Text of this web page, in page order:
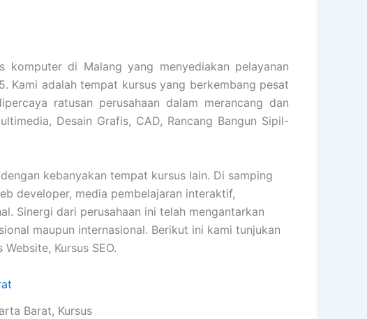
komputer di Malang yang menyediakan pelayanan
Kami adalah tempat kursus yang berkembang pesat
ratusan perusahaan dalam merancang dan
Desain Grafis, CAD, Rancang Bangun Sipil-
kebanyakan tempat kursus lain. Di samping
developer, media pembelajaran interaktif,
Sinergi dari perusahaan ini telah mengantarkan
maupun internasional. Berikut ini kami tunjukan
Kursus SEO.
Barat, Kursus